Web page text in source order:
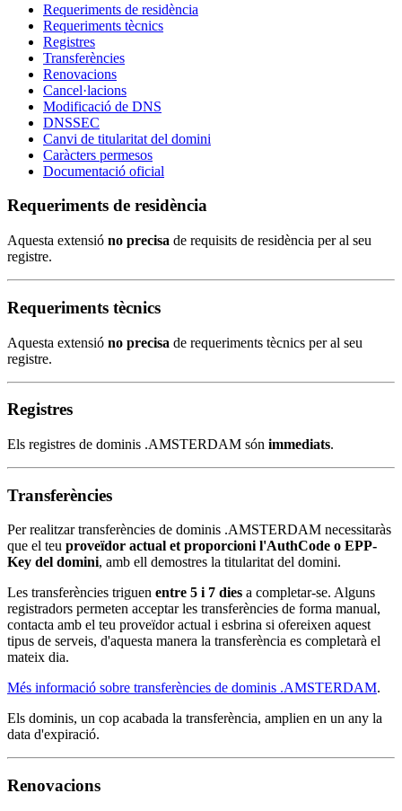
Requeriments de residència
Requeriments tècnics
Registres
Transferències
Renovacions
Cancel·lacions
Modificació de DNS
DNSSEC
Canvi de titularitat del domini
Caràcters permesos
Documentació oficial
Requeriments de residència
Aquesta extensió no precisa de requisits de residència per al seu
registre.
Requeriments tècnics
Aquesta extensió no precisa de requeriments tècnics per al seu
registre.
Registres
Els registres de dominis .AMSTERDAM són immediats.
Transferències
Per realitzar transferències de dominis .AMSTERDAM necessitaràs
que el teu proveïdor actual et proporcioni l'AuthCode o EPP-
Key del domini, amb ell demostres la titularitat del domini.
Les transferències triguen entre 5 i 7 dies a completar-se. Alguns
registradors permeten acceptar les transferències de forma manual,
contacta amb el teu proveïdor actual i esbrina si ofereixen aquest
tipus de serveis, d'aquesta manera la transferència es completarà el
mateix dia.
Més informació sobre transferències de dominis .AMSTERDAM.
Els dominis, un cop acabada la transferència, amplien en un any la
data d'expiració.
Renovacions